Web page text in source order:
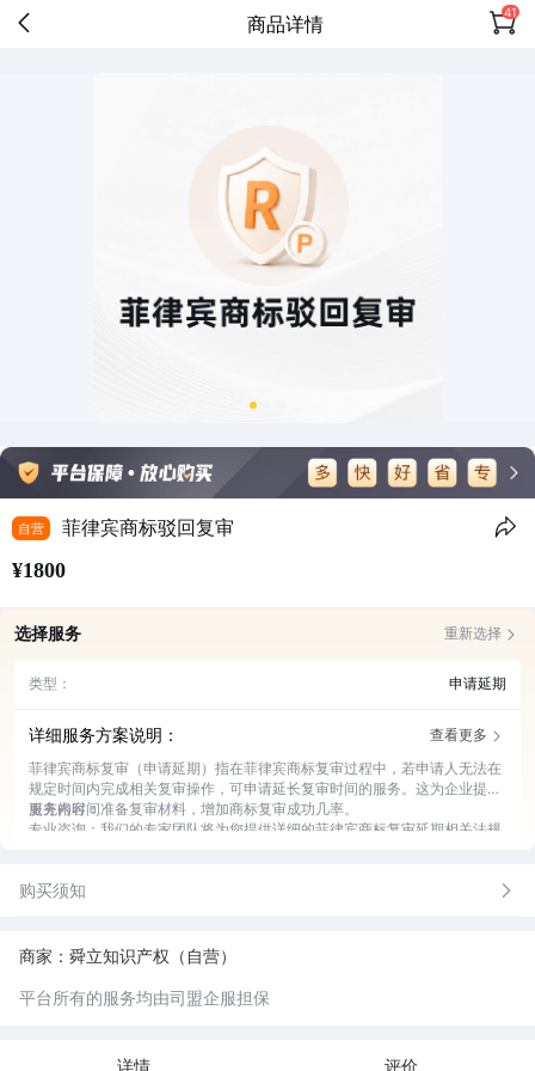
商品详情 41
自营 菲律宾商标驳回复审
¥1800
选择服务 重新选择
类型： 申请延期
详细服务方案说明：
查看更多
菲律宾商标复审（申请延期）指在菲律宾商标复审过程中，若申请人无法在
规定时间内完成相关复审操作，可申请延长复审时间的服务。这为企业提供
更充裕时间准备复审材料，增加商标复审成功几率。
服务内容：
专业咨询：我们的专家团队将为您提供详细的菲律宾商标复审延期相关法规
整准确。
情况反馈：及时将申请过程中的进展和结果反馈给您，让您随时了解动态。
应对策略：若申请过程中遇到问题，为您制定有效的应对策略，保障申请顺
利进行。
购买须知
商家：舜立知识产权（自营）
平台所有的服务均由司盟企服担保
详情 评价